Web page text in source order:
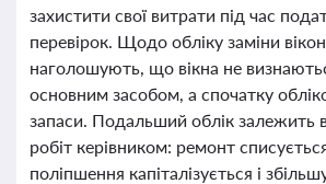
захистити свої витрати під час
перевірок. Щодо обліку заміни
наголошують, що вікна не
основним засобом, а спочатку
запаси. Подальший облік залежить
робіт керівником: ремонт
поліпшення капіталізується і